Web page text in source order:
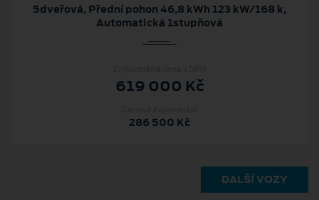
5dveřová, Přední pohon 46,8 kWh 123 kW/168 k,
Automatická 1stupňová
619 000 Kč
286 500 Kč
DALŠÍ VOZY